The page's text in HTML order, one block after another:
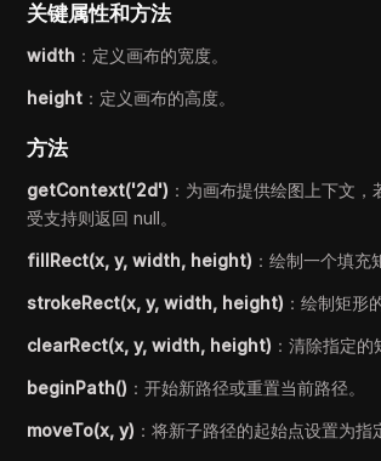
关键属性和方法
width ：定义画布的宽度。
height ：定义画布的高度。
方法
getContext('2d') ：为画布提供绘图上下文，
受支持则返回 null。
fillRect(x, y, width, height) ：绘制一个填充
strokeRect(x, y, width, height) ：绘制矩形
clearRect(x, y, width, height) ：清除指定的
beginPath() ：开始新路径或重置当前路径。
moveTo(x, y) ：将新子路径的起始点设置为指